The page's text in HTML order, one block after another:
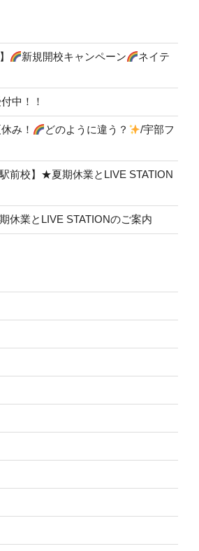
新規開校キャンペーン
ネイテ
中！！
み！ どのように違う？
/宇部フ
前校】★夏期休業とLIVE STATION
休業とLIVE STATIONのご案内